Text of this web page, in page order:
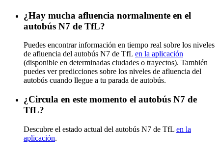
¿Hay mucha afluencia normalmente en el
autobús N7 de TfL?
Puedes encontrar información en tiempo real sobre los niveles
de afluencia del autobús N7 de TfL en la aplicación
(disponible en determinadas ciudades o trayectos). También
puedes ver predicciones sobre los niveles de afluencia del
autobús cuando llegue a tu parada de autobús.
¿Circula en este momento el autobús N7 de
TfL?
Descubre el estado actual del autobús N7 de TfL en la
aplicación.